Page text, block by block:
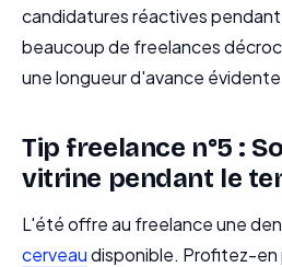
candidatures réactives
beaucoup de freelances
une longueur d'avance
Tip freelance n°5 :
vitrine pendant le
L'été offre au freelance une
cerveaudisponible. Profitez-en